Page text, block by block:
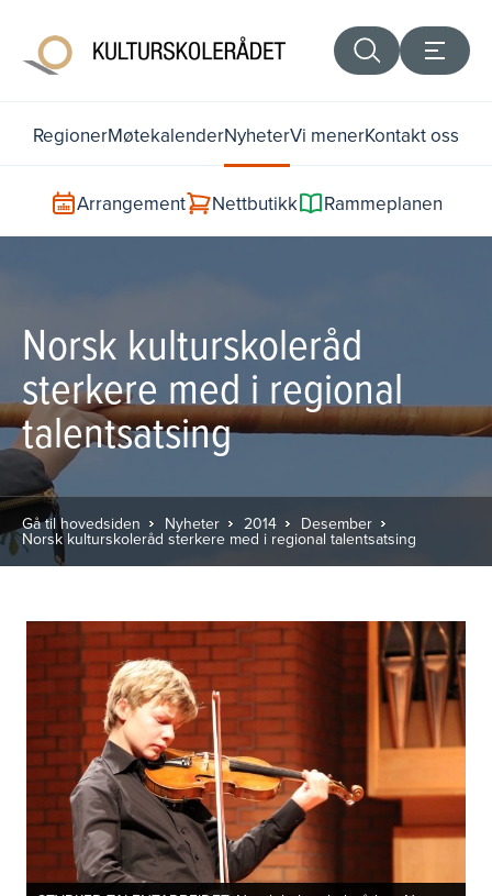
RegionerMøtekalenderNyheterVi menerKontakt oss
Arrangement Nettbutikk Rammeplanen
Norsk kulturskoleråd
sterkere med i regional
talentsatsing
Gå til hovedsiden Nyheter 2014 Desember
Norsk kulturskoleråd sterkere med i regional talentsatsing